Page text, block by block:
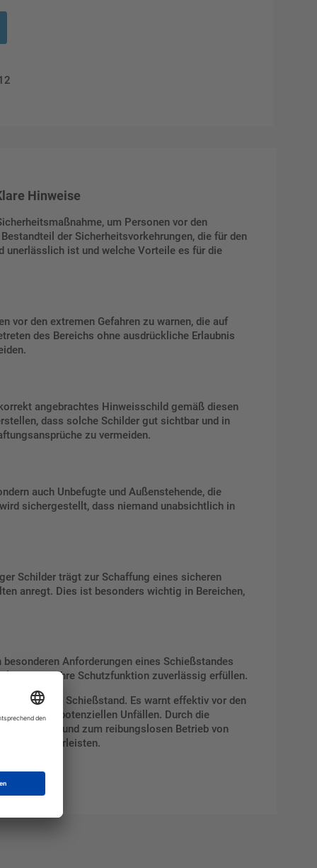
Hinweise
um Personen vor den
der Sicherheitsvorkehrungen, die für den
unerlässlich ist und welche Vorteile es für die
vor den extremen Gefahren zu warnen, die auf
des Bereichs ohne ausdrückliche Erlaubnis
angebrachtes Hinweisschild gemäß diesen
dass solche Schilder gut sichtbar und in
zu vermeiden.
auch Unbefugte und Außenstehende, die
sichergestellt, dass niemand unabsichtlich in
Schilder trägt zur Schaffung eines sicheren
anregt. Dies ist besonders wichtig in Bereichen,
Anforderungen eines Schießstandes
und ihre Schutzfunktion zuverlässig erfüllen.
für jeden Schießstand. Es warnt effektiv vor den
Nutzer vor potenziellen Unfällen. Durch die
Sicherheit und zum reibungslosen Betrieb von
zu gewährleisten.